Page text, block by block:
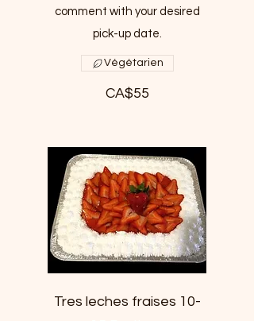
comment with your desired
pick-up date.
CA$55
Végétarien
Tres leches fraises 10-